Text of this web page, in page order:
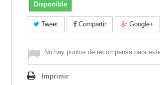
Disponible
Tweet Compartir Google+
No hay puntos de recompensa para
Imprimir